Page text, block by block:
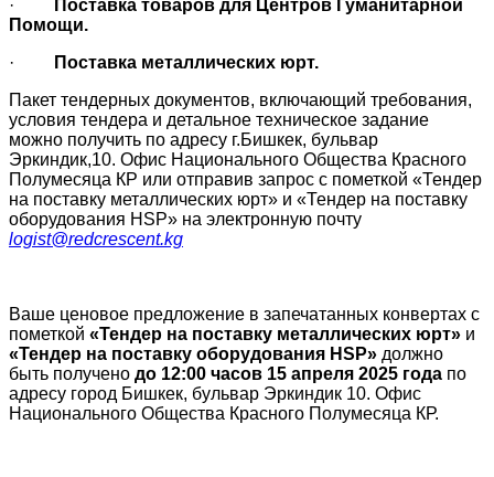
·
Поставка товаров для Центров Гуманитарной
Помощи.
·
Поставка металлических юрт.
Пакет тендерных документов, включающий требования,
условия тендера и детальное техническое задание
можно получить по адресу г.Бишкек, бульвар
Эркиндик,10. Офис Национального Общества Красного
Полумесяца КР или отправив запрос с пометкой «Тендер
на поставку металлических юрт» и «Тендер на поставку
оборудования HSP» на электронную почту
logist@redcrescent.kg
Ваше ценовое предложение в запечатанных конвертах с
пометкой «Тендер на поставку металлических юрт» и
«Тендер на поставку оборудования HSP» должно
быть получено до 12:00 часов 15 апреля 2025 года по
адресу город Бишкек, бульвар Эркиндик 10. Офис
Национального Общества Красного Полумесяца КР.